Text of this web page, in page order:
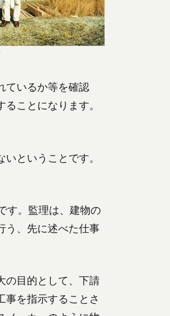
ているか等を確認
ことになります。
ということです。
す。監理は、建物の
う、先に述べた仕事
の目的として、下請
事を指示することさ